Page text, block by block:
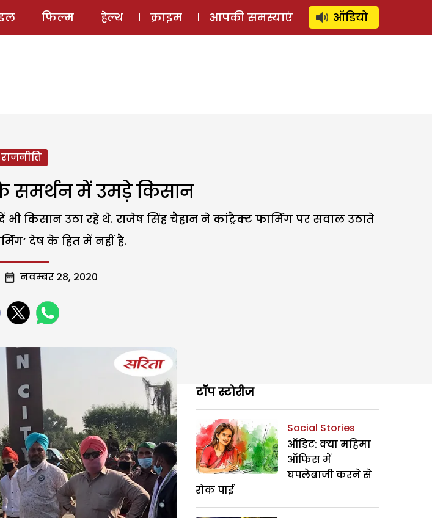
ई-मैगज़ीन ऑडियो स्टोरी लॉग इन ⚲ SUBSCRIBE
फिल्म हेल्थ क्राइम आपकी समस्याएं ऑडियो
राजनीति
समर्थन में उमड़े किसान
उठा रहे थे. राजेष सिंह चैहान ने कांट्रैक्ट फार्मिग पर सवाल उठाते
देष के हित में नहीं है.
नवम्बर 28, 2020
टॉप स्टोरीज
Social Stories
ऑडिट: क्या महिमा
ऑफिस में
घपलेबाजी करने से
रोक पाई